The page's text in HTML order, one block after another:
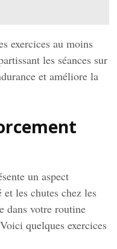
exercices au moins
les séances sur
et améliore la
un aspect
les chutes chez les
dans votre routine
quelques exercices